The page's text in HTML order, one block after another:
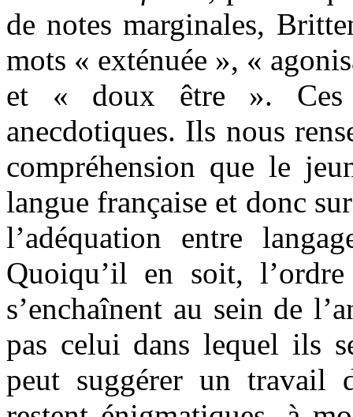
de notes marginales,
mots « exténuée », «
et « doux être ». Ces
anecdotiques. Ils nous
compréhension que le
langue française et donc
l’adéquation entre
Quoiqu’il en soit,
s’enchaînent au sein de
pas celui dans lequel ils
peut suggérer un travail